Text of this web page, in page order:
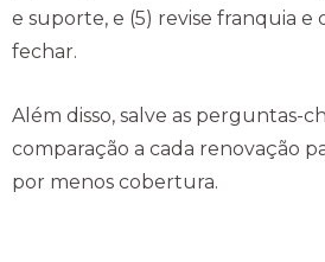
e suporte, e (5) revise franquia e
fechar.
Além disso, salve as perguntas-
comparação a cada renovação
por menos cobertura.